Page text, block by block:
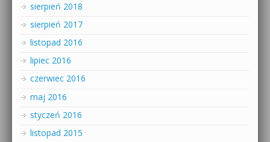
sierpień 2018
sierpień 2017
listopad 2016
lipiec 2016
czerwiec 2016
maj 2016
styczeń 2016
listopad 2015